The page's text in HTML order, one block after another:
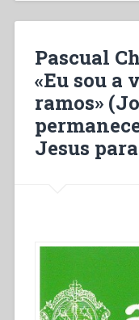
di
Pascual
«Eu sou a
ramos»
Jesus